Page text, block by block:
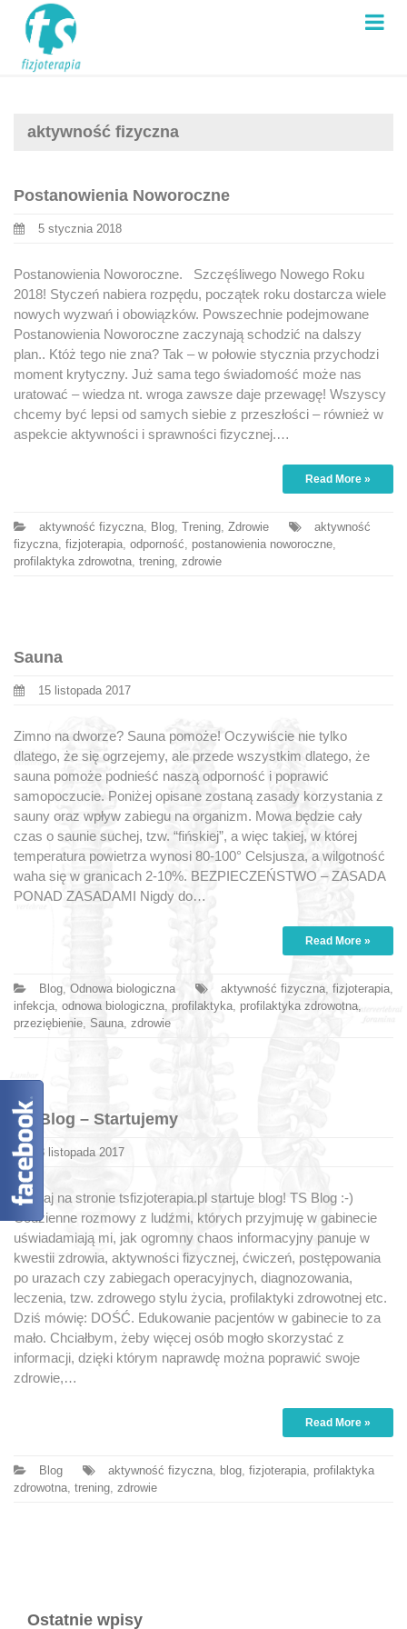
aktywność fizyczna
Postanowienia Noworoczne
5 stycznia 2018
Postanowienia Noworoczne. Szczęśliwego Nowego Roku
2018! Styczeń nabiera rozpędu, początek roku dostarcza wiele
nowych wyzwań i obowiązków. Powszechnie podejmowane
Postanowienia Noworoczne zaczynają schodzić na dalszy
plan.. Któż tego nie zna? Tak – w połowie stycznia przychodzi
moment krytyczny. Już sama tego świadomość może nas
uratować – wiedza nt. wroga zawsze daje przewagę! Wszyscy
chcemy być lepsi od samych siebie z przeszłości – również w
aspekcie aktywności i sprawności fizycznej.…
Read More »
aktywność fizyczna, Blog, Trening, Zdrowie
aktywność
fizyczna, fizjoterapia, odporność, postanowienia noworoczne,
profilaktyka zdrowotna, trening, zdrowie
Sauna
15 listopada 2017
Zimno na dworze? Sauna pomoże! Oczywiście nie tylko
dlatego, że się ogrzejemy, ale przede wszystkim dlatego, że
sauna pomoże podnieść naszą odporność i poprawić
samopoczucie. Poniżej opisane zostaną zasady korzystania z
sauny oraz wpływ zabiegu na organizm. Mowa będzie cały
czas o saunie suchej, tzw. “fińskiej”, a więc takiej, w której
temperatura powietrza wynosi 80-100° Celsjusza, a wilgotność
waha się w granicach 2-10%. BEZPIECZEŃSTWO – ZASADA
PONAD ZASADAMI Nigdy do…
Read More »
Blog, Odnowa biologiczna aktywność fizyczna, fizjoterapia,
infekcja, odnowa biologiczna, profilaktyka, profilaktyka zdrowotna,
przeziębienie, Sauna, zdrowie
TS Blog – Startujemy
3 listopada 2017
Dzisiaj na stronie tsfizjoterapia.pl startuje blog! TS Blog :-)
Codzienne rozmowy z ludźmi, których przyjmuję w gabinecie
uświadamiają mi, jak ogromny chaos informacyjny panuje w
kwestii zdrowia, aktywności fizycznej, ćwiczeń, postępowania
po urazach czy zabiegach operacyjnych, diagnozowania,
leczenia, tzw. zdrowego stylu życia, profilaktyki zdrowotnej etc.
Dziś mówię: DOŚĆ. Edukowanie pacjentów w gabinecie to za
mało. Chciałbym, żeby więcej osób mogło skorzystać z
informacji, dzięki którym naprawdę można poprawić swoje
zdrowie,…
Read More »
Blog aktywność fizyczna, blog, fizjoterapia, profilaktyka
zdrowotna, trening, zdrowie
Ostatnie wpisy